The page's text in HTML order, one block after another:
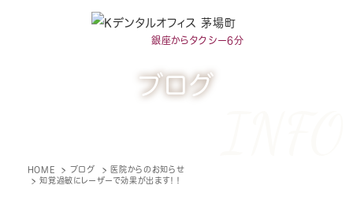
銀座からタクシー6分
ブログ
HOME ブログ
医院からのお知らせ
知覚過敏にレーザーで効果が出ます！！